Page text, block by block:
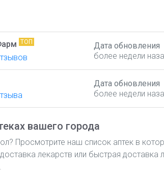
ТОП
Дата обновления
более недели
Дата обновления
более недели
вашего города
Просмотрите наш список аптек в
лекарств или быстрая доставка